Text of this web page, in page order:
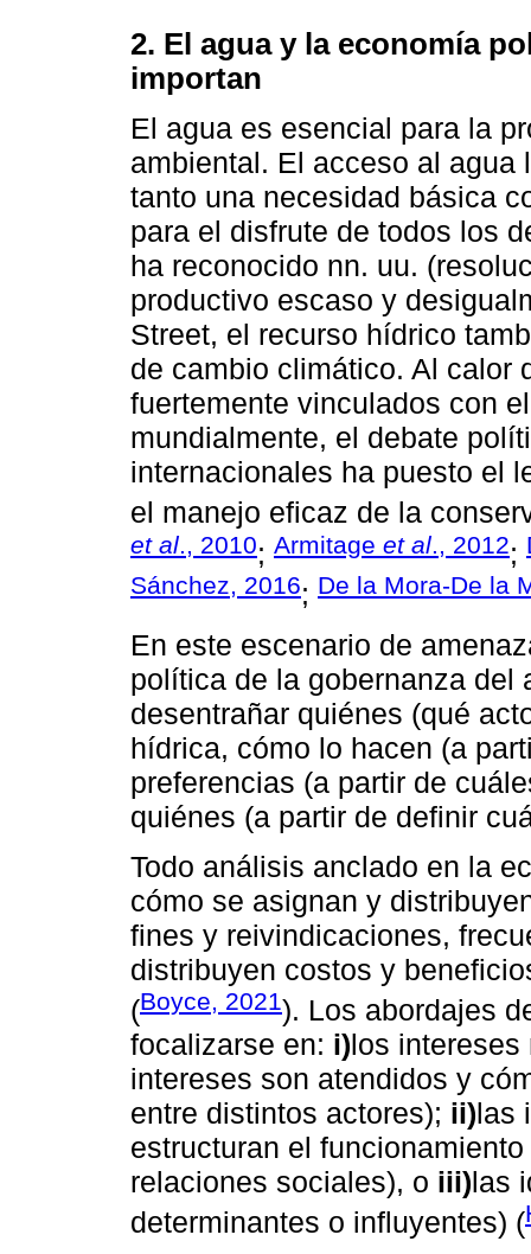
2. El agua y la economía
importan
El agua es esencial para la
ambiental. El acceso al
tanto una necesidad básica
para el disfrute de todos los
ha reconocido nn. uu.
productivo escaso y
Street, el recurso hídrico
de cambio climático. Al calor
fuertemente vinculados con
mundialmente, el debate
internacionales ha puesto el
el manejo eficaz de la
et al., 2010; Armitage et al., 2012;
Sánchez, 2016; De la Mora-De la
En este escenario de
política de la gobernanza del
desentrañar quiénes (qué
hídrica, cómo lo hacen (a
preferencias (a partir de
quiénes (a partir de definir
Todo análisis anclado en la
cómo se asignan y
fines y reivindicaciones,
distribuyen costos y
(Boyce, 2021). Los abordajes
focalizarse en: i)los intereses
intereses son atendidos y
entre distintos actores); ii)las
estructuran el
relaciones sociales), o iii)las
determinantes o influyentes) (